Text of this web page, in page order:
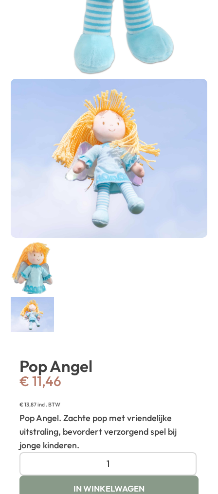
Pop Angel
€ 11,46
€13,87incl. BTW
Pop Angel. Zachte pop met vriendelijke
uitstraling, bevordert verzorgend spel bij
jonge kinderen.
IN WINKELWAGEN